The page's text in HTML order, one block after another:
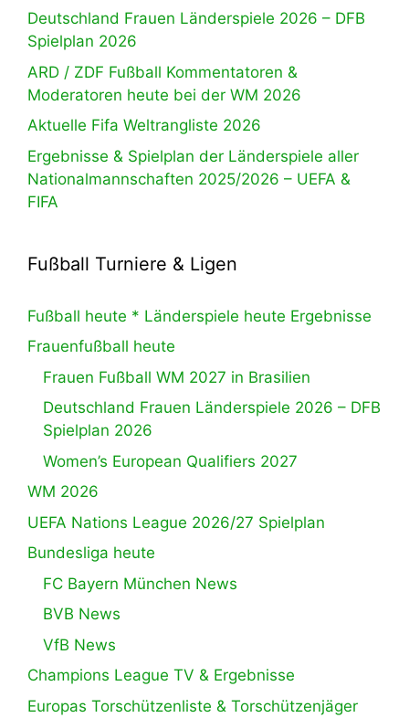
Deutschland Frauen Länderspiele 2026 – DFB
Spielplan 2026
ARD / ZDF Fußball Kommentatoren &
Moderatoren heute bei der WM 2026
Aktuelle Fifa Weltrangliste 2026
Ergebnisse & Spielplan der Länderspiele aller
Nationalmannschaften 2025/2026 – UEFA &
FIFA
Fußball Turniere & Ligen
Fußball heute * Länderspiele heute Ergebnisse
Frauenfußball heute
Frauen Fußball WM 2027 in Brasilien
Deutschland Frauen Länderspiele 2026 – DFB
Spielplan 2026
Women’s European Qualifiers 2027
WM 2026
UEFA Nations League 2026/27 Spielplan
Bundesliga heute
FC Bayern München News
BVB News
VfB News
Champions League TV & Ergebnisse
Europas Torschützenliste & Torschützenjäger